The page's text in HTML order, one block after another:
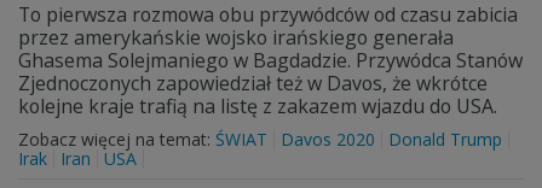
To pierwsza rozmowa obu przywódców od czasu zabicia
przez amerykańskie wojsko irańskiego generała
Ghasema Solejmaniego w Bagdadzie. Przywódca Stanów
Zjednoczonych zapowiedział też w Davos, że wkrótce
kolejne kraje trafią na listę z zakazem wjazdu do USA.
Zobacz więcej na temat: ŚWIAT Davos 2020
Donald Trump
Irak
Iran USA